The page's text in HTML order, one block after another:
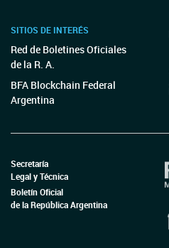
SITIOS DE INTERÉS
Red de Boletines Oficiales
de la R. A.
BFA Blockchain Federal
Argentina
Secretaría
Legal y Técnica
Boletín Oficial
de la República Argentina